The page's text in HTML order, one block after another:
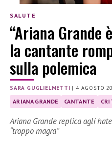
SALUTE
“Ariana Grande
la cantante
sulla polemica
SARA GUGLIELMETTI |4 AGOSTO
ARIANA GRANDE CANTANTE
Ariana Grande replica agli
“troppo magra”